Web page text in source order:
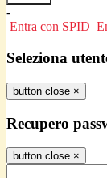
-
Entra con SPID
Seleziona
button close ×
Recupero
button close ×